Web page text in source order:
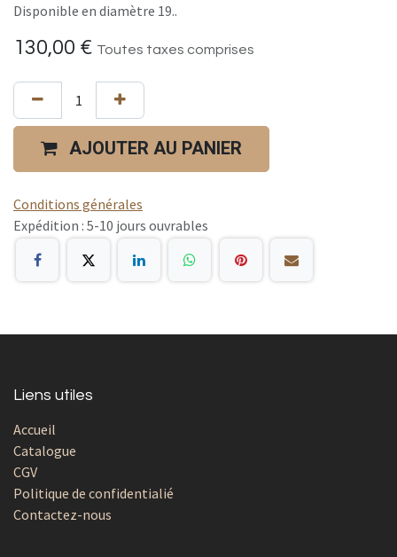
Disponible en diamètre 19..
130,00 € Toutes taxes comprises
AJOUTER AU PANIER
Conditions générales
Expédition : 5-10 jours ouvrables
Liens utiles
Accueil
Catalogue
CGV
Politique de confidentialié
Contactez-nous